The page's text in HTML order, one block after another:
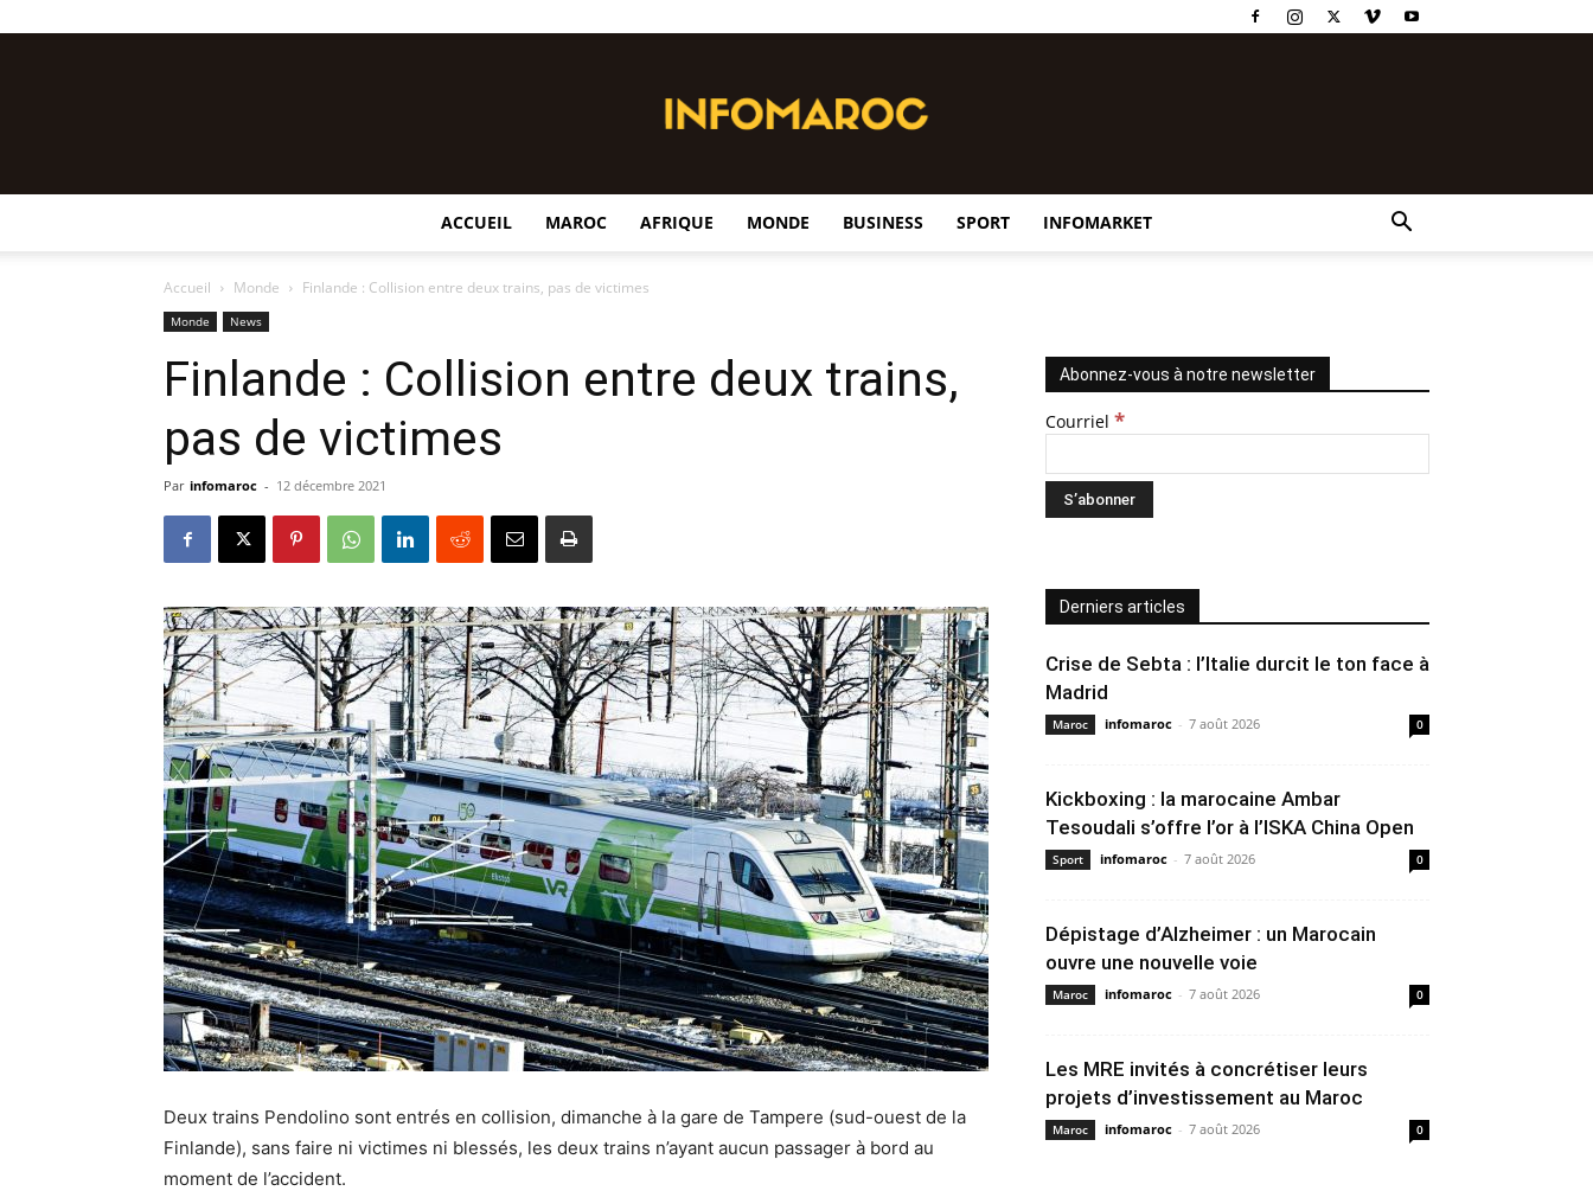
ACCUEIL MAROC AFRIQUE MONDE BUSINESS SPORT INFOMARKET
Accueil Monde Finlande : Collision entre deux trains, pas de victimes
Monde News
Finlande : Collision entre deux trains,
pas de victimes
Par infomaroc - 12 décembre 2021
Deux trains Pendolino sont entrés en collision, dimanche à la gare de Tampere (sud-ouest de la
Finlande), sans faire ni victimes ni blessés, les deux trains n’ayant aucun passager à bord au
moment de l’accident.
Abonnez-vous à notre newsletter
Courriel *
Derniers articles
Crise de Sebta : l’Italie durcit le ton face à
Madrid
Maroc infomaroc - 7 août 2026 0
Kickboxing : la marocaine Ambar
Tesoudali s’offre l’or à l’ISKA China Open
Sport infomaroc - 7 août 2026 0
Dépistage d’Alzheimer : un Marocain
ouvre une nouvelle voie
Maroc infomaroc - 7 août 2026 0
Les MRE invités à concrétiser leurs
projets d’investissement au Maroc
Maroc infomaroc - 7 août 2026 0